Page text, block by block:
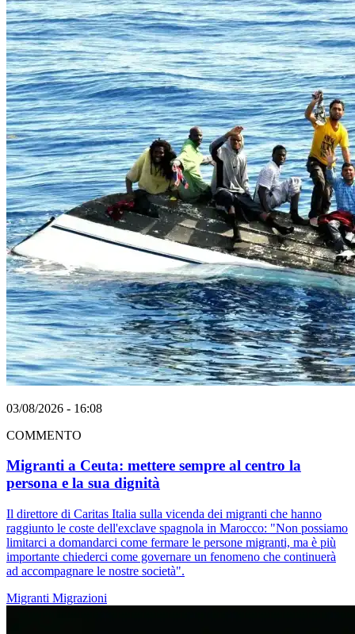
03/08/2026 - 16:08
COMMENTO
Migranti a Ceuta: mettere sempre al centro la
persona e la sua dignità
Il direttore di Caritas Italia sulla vicenda dei migranti che hanno
raggiunto le coste dell'exclave spagnola in Marocco: "Non possiamo
limitarci a domandarci come fermare le persone migranti, ma è più
importante chiederci come governare un fenomeno che continuerà
ad accompagnare le nostre società".
Migranti Migrazioni